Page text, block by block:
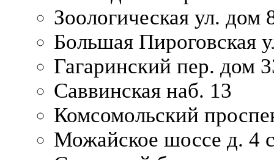
Зоологическая ул. дом
Большая Пироговская
Гагаринский пер. дом
Саввинская наб. 13
Комсомольский
Можайское шоссе д. 4